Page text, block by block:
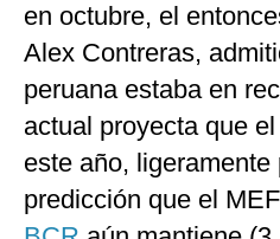
en octubre, el
Alex Contreras,
peruana estaba en
actual proyecta que
este año,
predicción que el